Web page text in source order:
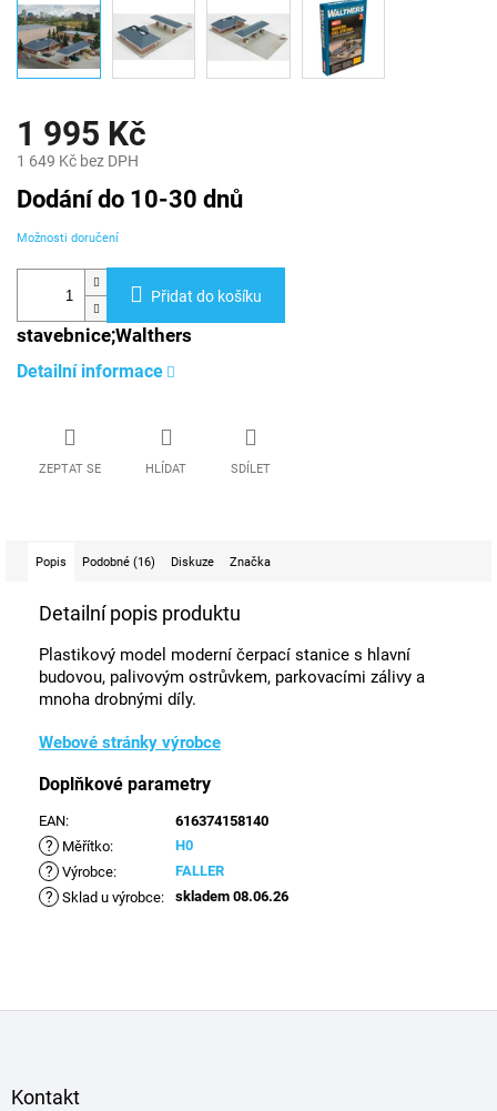
1 995 Kč
1 649 Kč bez DPH
Měrná
cena:
Dodání do 10-30 dnů
Možnosti doručení
Přidat do košíku
stavebnice;Walthers
Detailní informace
ZEPTAT SE HLÍDAT SDÍLET
Popis Podobné (16) Diskuze Značka
Detailní popis produktu
Plastikový model moderní čerpací stanice s hlavní
budovou, palivovým ostrůvkem, parkovacími zálivy a
mnoha drobnými díly.
Webové stránky výrobce
Doplňkové parametry
EAN: 616374158140
? Měřítko: H0
? Výrobce: FALLER
? Sklad u výrobce: skladem 08.06.26
Kontakt